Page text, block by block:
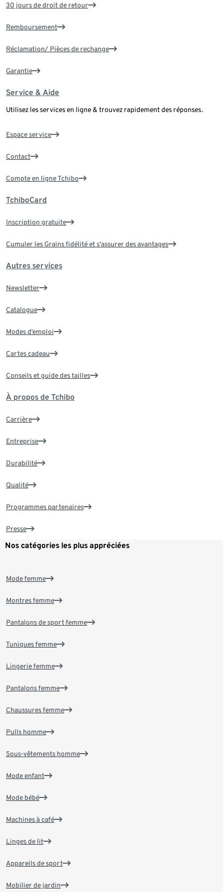
30 jours de droit de retour
Remboursement
Réclamation/ Pièces de rechange
Garantie
Service & Aide
Utilisez les services en ligne & trouvez rapidement des réponses.
Espace service
Contact
Compte en ligne Tchibo
TchiboCard
Inscription gratuite
Cumuler les Grains fidélité et s'assurer des avantages
Autres services
Newsletter
Catalogue
Modes d’emploi
Cartes cadeau
Conseils et guide des tailles
À propos de Tchibo
Carrière
Entreprise
Durabilité
Qualité
Programmes partenaires
Presse
Nos catégories les plus appréciées
Mode femme
Montres femme
Pantalons de sport femme
Tuniques femme
Lingerie femme
Pantalons femme
Chaussures femme
Pulls homme
Sous-vêtements homme
Mode enfant
Mode bébé
Machines à café
Linges de lit
Appareils de sport
Mobilier de jardin